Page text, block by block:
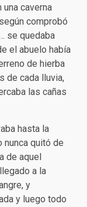
caverna
comprobó
se quedaba
el abuelo había
de hierba
de cada lluvia,
las cañas
hasta la
quitó de
de aquel
a la
y
y luego todo